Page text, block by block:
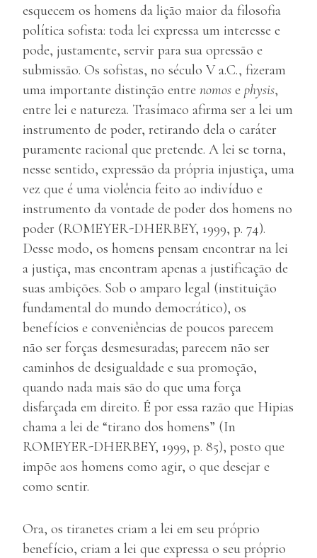
esquecem os homens da lição maior da filosofia
política sofista: toda lei expressa um interesse e
pode, justamente, servir para sua opressão e
submissão. Os sofistas, no século V a.C., fizeram
uma importante distinção entre nomos e physis,
entre lei e natureza. Trasímaco afirma ser a lei um
instrumento de poder, retirando dela o caráter
puramente racional que pretende. A lei se torna,
nesse sentido, expressão da própria injustiça, uma
vez que é uma violência feito ao indivíduo e
instrumento da vontade de poder dos homens no
poder (ROMEYER-DHERBEY, 1999, p. 74).
Desse modo, os homens pensam encontrar na lei
a justiça, mas encontram apenas a justificação de
suas ambições. Sob o amparo legal (instituição
fundamental do mundo democrático), os
benefícios e conveniências de poucos parecem
não ser forças desmesuradas; parecem não ser
caminhos de desigualdade e sua promoção,
quando nada mais são do que uma força
disfarçada em direito. É por essa razão que Hipias
chama a lei de “tirano dos homens” (In
ROMEYER-DHERBEY, 1999, p. 85), posto que
impõe aos homens como agir, o que desejar e
como sentir.
Ora, os tiranetes criam a lei em seu próprio
benefício, criam a lei que expressa o seu próprio